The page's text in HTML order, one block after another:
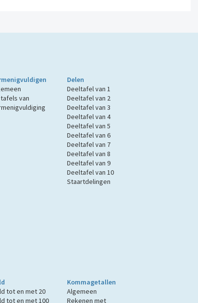
van
Delen
Deeltafel van 1
Deeltafel van 2
Deeltafel van 3
Deeltafel van 4
Deeltafel van 5
Deeltafel van 6
Deeltafel van 7
Deeltafel van 8
Deeltafel van 9
Deeltafel van 10
Staartdelingen
tot en met 20
tot en met 100
Kommagetallen
Algemeen
Rekenen met